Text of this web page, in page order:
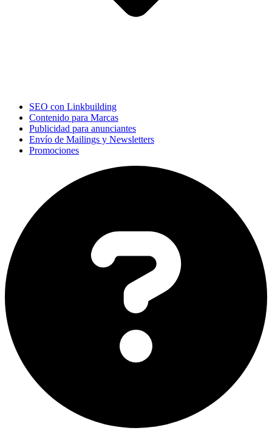
SEO con Linkbuilding
Contenido para Marcas
Publicidad para anunciantes
Envío de Mailings y Newsletters
Promociones